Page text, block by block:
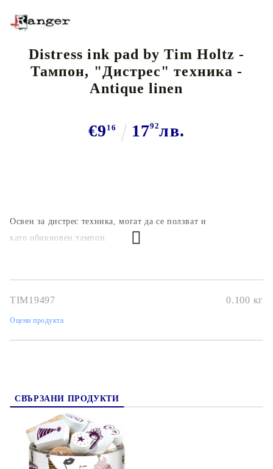
Distress ink pad by Tim Holtz -
Тампон, "Дистрес" техника -
Antique linen
€9 16 1792лв.
Освен за дистрес техника, могат да се ползват и
като обикновен тампон.
TIM19497 0.100 кг
Оцени продукта
СВЪРЗАНИ ПРОДУКТИ